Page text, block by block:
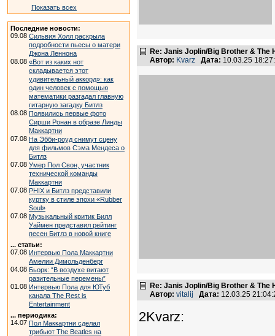
Показать всех
Последние новости:
09.08 Сильвия Холл раскрыла
подробности пьесы о матери
Джона Леннона
08.08 «Вот из каких нот
складывается этот
удивительный аккорд»: как
один человек с помощью
математики разгадал главную
гитарную загадку Битлз
08.08 Появились первые фото
Сирши Ронан в образе Линды
Маккартни
07.08 На Эбби-роуд снимут сцену
для фильмов Сэма Мендеса о
Битлз
07.08 Умер Пол Свон, участник
технической команды
Маккартни
07.08 PHIX и Битлз представили
куртку в стиле эпохи «Rubber
Soul»
07.08 Музыкальный критик Билл
Уаймен представил рейтинг
песен Битлз в новой книге
... статьи:
07.08 Интервью Пола Маккартни
Амелии Димольденберг
04.08 Бьорк: “В воздухе витают
разительные перемены”
01.08 Интервью Пола для ЮТуб
канала The Rest is
Entertainment
... периодика:
14.07 Пол Маккартни сделал
трибьют The Beatles на
Re: Janis Joplin/Big Brother & The
Автор: Kvarz Дата: 10.03.25
Re: Janis Joplin/Big Brother & The
Автор: vitalij Дата: 12.03.25
2Kvarz: